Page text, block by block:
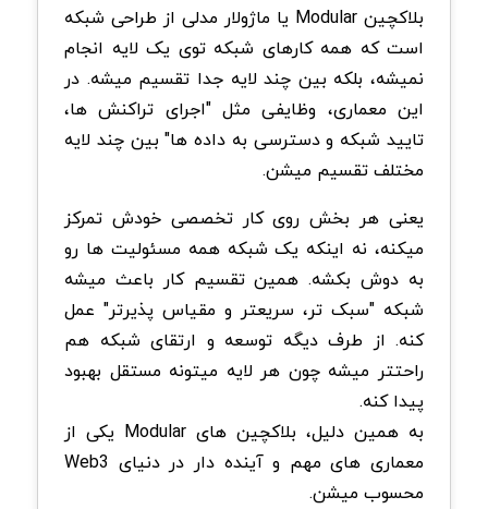
بلاکچین Modular یا ماژولار مدلی از طراحی شبکه
است که همه کارهای شبکه توی یک لایه انجام
نمیشه، بلکه بین چند لایه جدا تقسیم میشه. در
این معماری، وظایفی مثل "اجرای تراکنش ها،
تایید شبکه و دسترسی به داده ها" بین چند لایه
مختلف تقسیم میشن.
یعنی هر بخش روی کار تخصصی خودش تمرکز
میکنه، نه اینکه یک شبکه همه مسئولیت ها رو
به دوش بکشه. همین تقسیم کار باعث میشه
شبکه "سبک تر، سریعتر و مقیاس پذیرتر" عمل
کنه. از طرف دیگه توسعه و ارتقای شبکه هم
راحتتر میشه چون هر لایه میتونه مستقل بهبود
پیدا کنه.
به همین دلیل، بلاکچین های Modular یکی از
معماری های مهم و آینده دار در دنیای Web3
محسوب میشن.